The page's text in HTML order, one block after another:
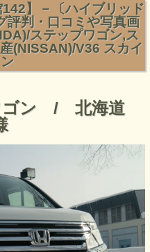
142】－〔ハイブリッド
評判・口コミや写真画
ステップワゴン,ス
(NISSAN)/V36 スカイ
ゴン / 北海道